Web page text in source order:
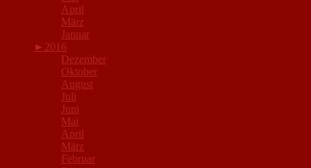
April
März
Januar
► 2016
Dezember
Oktober
August
Juli
Juni
Mai
April
März
Februar